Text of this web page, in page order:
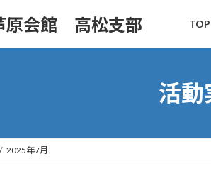
原会館 高松支部 TOP
活動
2025年7月